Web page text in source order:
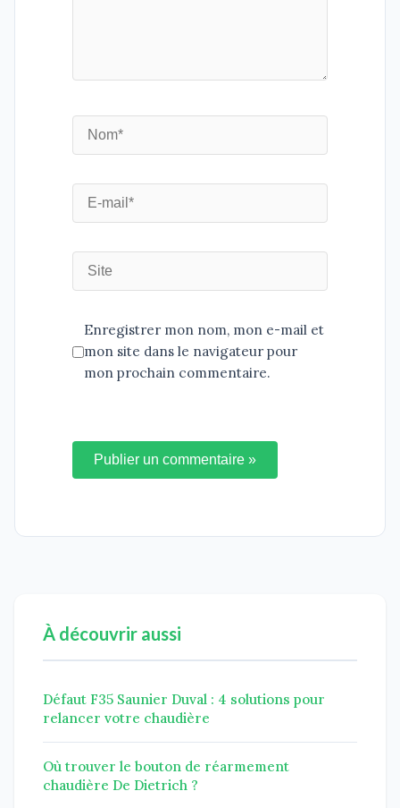
Enregistrer mon nom, mon e-mail et
mon site dans le navigateur pour
mon prochain commentaire.
Publier un commentaire »
À découvrir aussi
Défaut F35 Saunier Duval : 4 solutions pour
relancer votre chaudière
Où trouver le bouton de réarmement
chaudière De Dietrich ?